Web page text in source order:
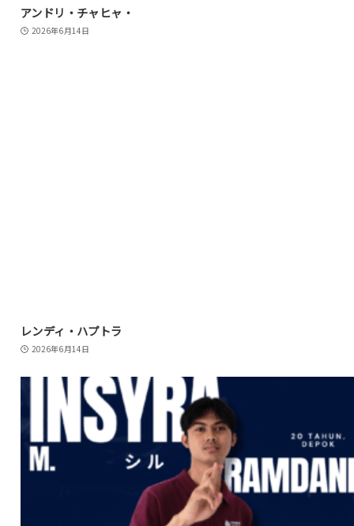
アンドリ・チャヒャ・
2026年6月14日
レンディ・ハプトラ
2026年6月14日